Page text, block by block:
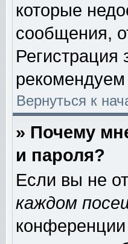
которые
сообщения,
Регистрация
рекомендуем
Вернуться к
» Почему
и пароля?
Если вы не
каждом
конференции